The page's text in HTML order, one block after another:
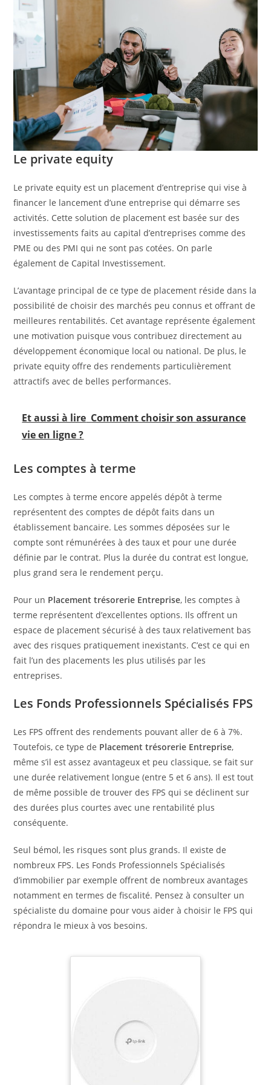
Le private equity
Le private equity est un placement d’entreprise qui vise à
financer le lancement d’une entreprise qui démarre ses
activités. Cette solution de placement est basée sur des
investissements faits au capital d’entreprises comme des
PME ou des PMI qui ne sont pas cotées. On parle
également de Capital Investissement.
L’avantage principal de ce type de placement réside dans la
possibilité de choisir des marchés peu connus et offrant de
meilleures rentabilités. Cet avantage représente également
une motivation puisque vous contribuez directement au
développement économique local ou national. De plus, le
private equity offre des rendements particulièrement
attractifs avec de belles performances.
Et aussi à lire Comment choisir son assurance
vie en ligne ?
Les comptes à terme
Les comptes à terme encore appelés dépôt à terme
représentent des comptes de dépôt faits dans un
établissement bancaire. Les sommes déposées sur le
compte sont rémunérées à des taux et pour une durée
définie par le contrat. Plus la durée du contrat est longue,
plus grand sera le rendement perçu.
Pour un Placement trésorerie Entreprise, les comptes à
terme représentent d’excellentes options. Ils offrent un
espace de placement sécurisé à des taux relativement bas
avec des risques pratiquement inexistants. C’est ce qui en
fait l’un des placements les plus utilisés par les
entreprises.
Les Fonds Professionnels Spécialisés FPS
Les FPS offrent des rendements pouvant aller de 6 à 7%.
Toutefois, ce type de Placement trésorerie Entreprise,
même s’il est assez avantageux et peu classique, se fait sur
une durée relativement longue (entre 5 et 6 ans). Il est tout
de même possible de trouver des FPS qui se déclinent sur
des durées plus courtes avec une rentabilité plus
conséquente.
Seul bémol, les risques sont plus grands. Il existe de
nombreux FPS. Les Fonds Professionnels Spécialisés
d’immobilier par exemple offrent de nombreux avantages
notamment en termes de fiscalité. Pensez à consulter un
spécialiste du domaine pour vous aider à choisir le FPS qui
répondra le mieux à vos besoins.